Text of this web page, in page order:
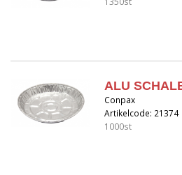
ALU
Conpax
Artikelcode: 21374
1000st